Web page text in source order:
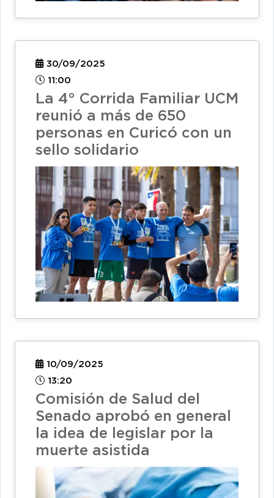
30/09/2025
11:00
La 4° Corrida Familiar UCM
reunió a más de 650
personas en Curicó con un
sello solidario
10/09/2025
13:20
Comisión de Salud del
Senado aprobó en general
la idea de legislar por la
muerte asistida